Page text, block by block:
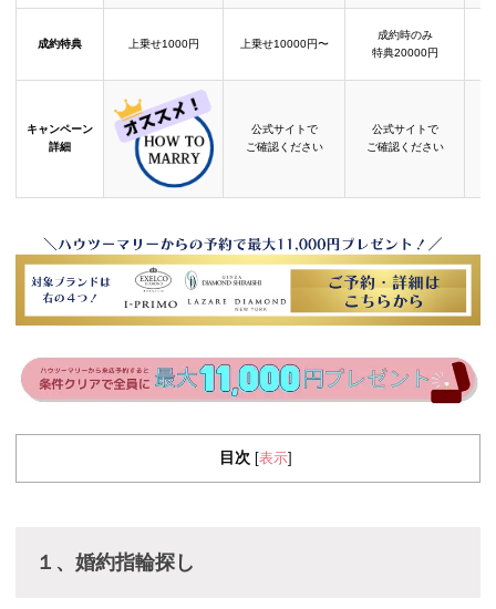
成約特典 上乗せ1000円 上乗せ10000円〜
成約時のみ
特典20000円
キャンペーン
詳細
公式サイトで
ご確認ください
公式サイトで
ご確認ください
目次 [表示]
１、婚約指輪探し